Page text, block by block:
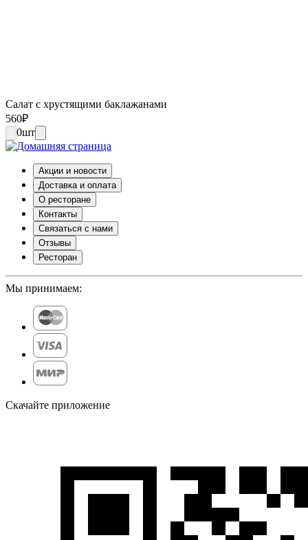
Салат с хрустящими баклажанами
560₽
0шт
Акции и новости
Доставка и оплата
О ресторане
Контакты
Связаться с нами
Отзывы
Ресторан
Мы принимаем:
Скачайте приложение